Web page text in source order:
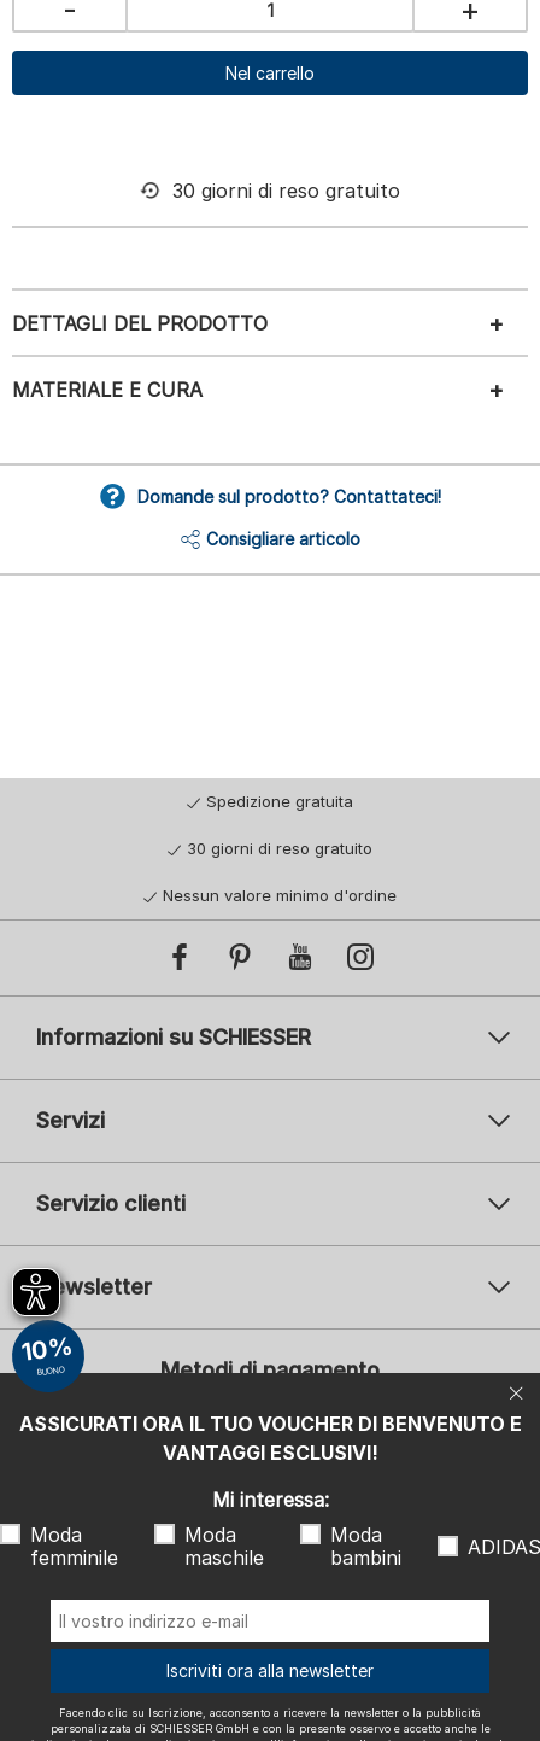
- +
Nel carrello
30 giorni di reso gratuito
DETTAGLI DEL PRODOTTO
MATERIALE E CURA
Domande sul prodotto? Contattateci!
Consigliare articolo
Spedizione gratuita
30 giorni di reso gratuito
Nessun valore minimo d'ordine
Informazioni su SCHIESSER
Servizi
Servizio clienti
Newsletter
Il vostro indirizzo e-mail
Iscrizione
Mi interessa:
Moda femminile
Moda maschile
ADIDAS
Facendo clic su Iscrizione, acconsento a ricevere la newsletter o la
pubblicità personalizzata di SCHIESSER GmbH e con la presente
"Newsletter". Posso revocare questo consenso in qualsiasi momento
con effetto futuro.
Metodi di pagamento
Spediamo con
ASSICURATI ORA IL TUO VOUCHER DI BENVENUTO E
VANTAGGI ESCLUSIVI!
10%
BUONO
Mi interessa:
Moda
femminile
Moda
maschile
Moda
bambini
ADIDAS
Iscriviti ora alla newsletter
Facendo clic su Iscrizione, acconsento a ricevere la newsletter o la pubblicità
personalizzata di SCHIESSER GmbH e con la presente osservo e accetto anche le